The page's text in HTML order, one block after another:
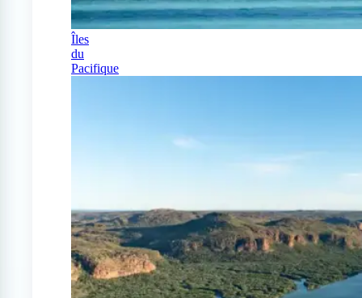
Îles
du
Pacifique